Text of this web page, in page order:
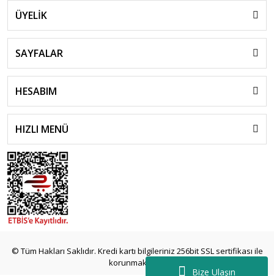
Bize Ulaşın
ÜYELİK
SAYFALAR
HESABIM
HIZLI MENÜ
© Tüm Hakları Saklıdır. Kredi kartı bilgileriniz 256bit SSL sertifikası ile
korunmaktadır.